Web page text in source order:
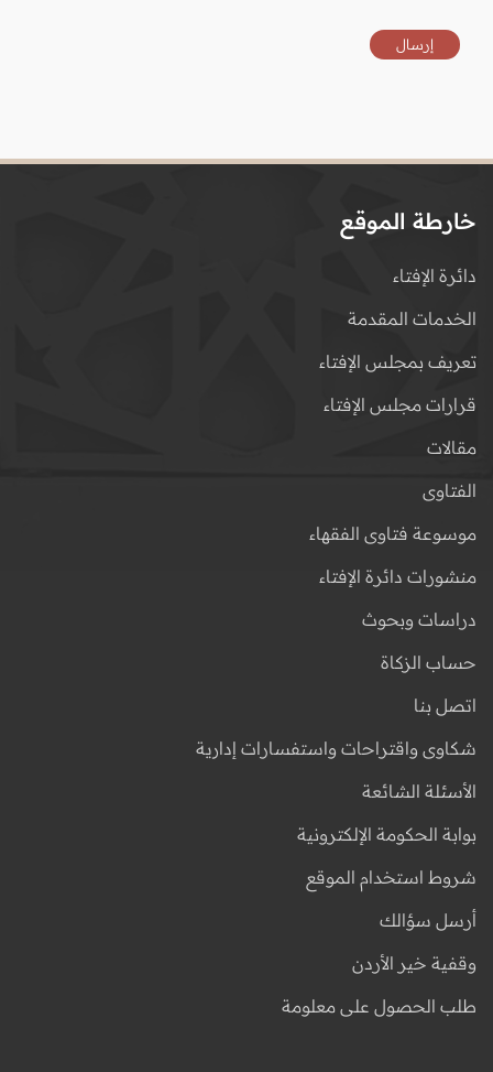
خارطة الموقع
دائرة الإفتاء
الخدمات المقدمة
تعريف بمجلس الإفتاء
قرارات مجلس الإفتاء
مقالات
الفتاوى
موسوعة فتاوى الفقهاء
منشورات دائرة الإفتاء
دراسات وبحوث
حساب الزكاة
اتصل بنا
شكاوى واقتراحات واستفسارات إدارية
الأسئلة الشائعة
بوابة الحكومة الإلكترونية
شروط استخدام الموقع
أرسل سؤالك
وقفية خير الأردن
طلب الحصول على معلومة